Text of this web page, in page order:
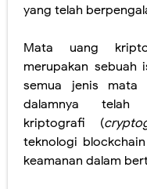
yang telah
Mata uang
merupakan sebuah
semua jenis
dalamnya telah
kriptografi (
teknologi
keamanan dalam